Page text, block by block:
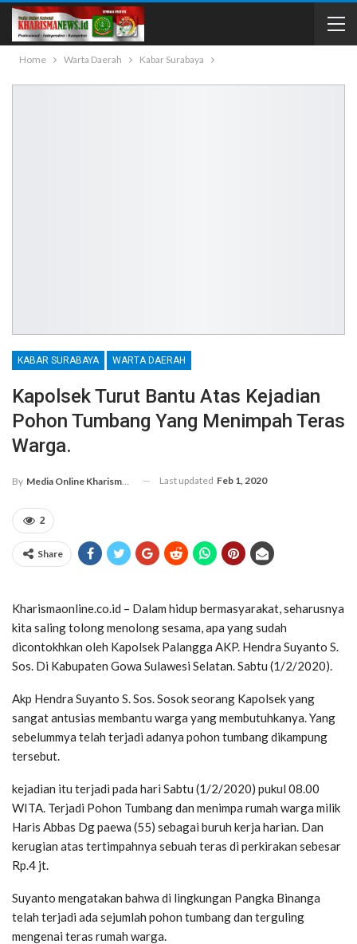
Home Warta Daerah Kabar Surabaya
KABAR SURABAYA WARTA DAERAH
Kapolsek Turut Bantu Atas Kejadian
Pohon Tumbang Yang Menimpah Teras
Warga.
By Media Online Kharismanews.id Last updated Feb 1, 2020
2
Share
Kharismaonline.co.id – Dalam hidup bermasyarakat, seharusnya
kita saling tolong menolong sesama, apa yang sudah
dicontokhkan oleh Kapolsek Palangga AKP. Hendra Suyanto S.
Sos. Di Kabupaten Gowa Sulawesi Selatan. Sabtu (1/2/2020).
Akp Hendra Suyanto S. Sos. Sosok seorang Kapolsek yang
sangat antusias membantu warga yang membutuhkanya. Yang
sebelummya telah terjadi adanya pohon tumbang dikampung
tersebut.
kejadian itu terjadi pada hari Sabtu (1/2/2020) pukul 08.00
WITA. Terjadi Pohon Tumbang dan menimpa rumah warga milik
Haris Abbas Dg paewa (55) sebagai buruh kerja harian. Dan
kerugian atas tertimpahnya sebuah teras di perkirakan sebesar
Rp.4 jt.
Suyanto mengatakan bahwa di lingkungan Pangka Binanga
telah terjadi ada sejumlah pohon tumbang dan terguling
mengenai teras rumah warga.